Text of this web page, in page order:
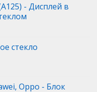
- Дисплей в
стекло
Oppo - Блок